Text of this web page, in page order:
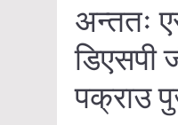
अन्ततः
डिएसपी
पक्राउ